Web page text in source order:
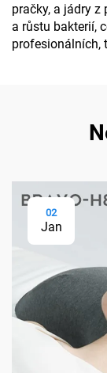
pračky, a jádry z
a růstu bakterií,
profesionálních,
02
Jan